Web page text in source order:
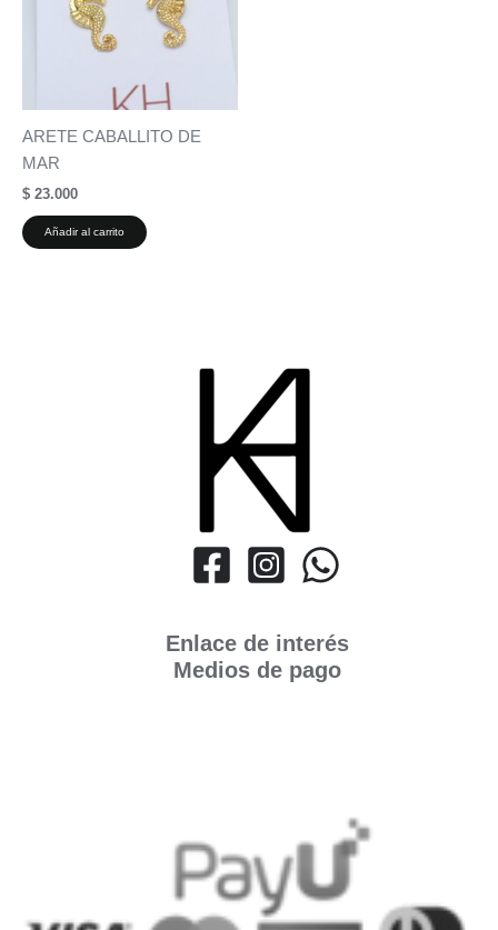
ARETE CABALLITO DE
MAR
$ 23.000
Añadir al carrito
Enlace de interés
Medios de pago